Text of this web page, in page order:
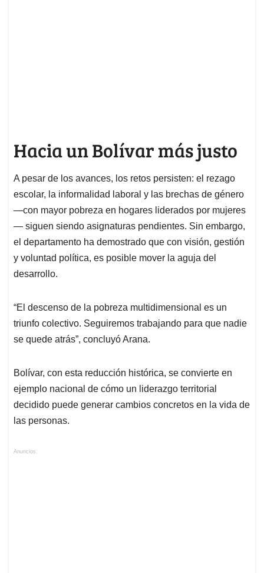
Hacia un Bolívar más justo
A pesar de los avances, los retos persisten: el rezago
escolar, la informalidad laboral y las brechas de género
—con mayor pobreza en hogares liderados por mujeres
— siguen siendo asignaturas pendientes. Sin embargo,
el departamento ha demostrado que con visión, gestión
y voluntad política, es posible mover la aguja del
desarrollo.
“El descenso de la pobreza multidimensional es un
triunfo colectivo. Seguiremos trabajando para que nadie
se quede atrás”, concluyó Arana.
Bolívar, con esta reducción histórica, se convierte en
ejemplo nacional de cómo un liderazgo territorial
decidido puede generar cambios concretos en la vida de
las personas.
Anuncios.